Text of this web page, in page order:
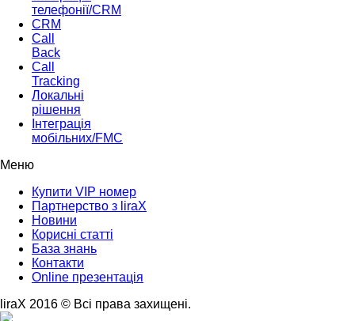
телефонії/CRM
CRM
Call
Back
Call
Tracking
Локальні
рішення
Інтеграція
мобільних/FMC
Меню
Купити VIP номер
Партнерство з liraX
Новини
Корисні статті
База знань
Контакти
Online презентація
liraX 2016 © Всі права захищені.